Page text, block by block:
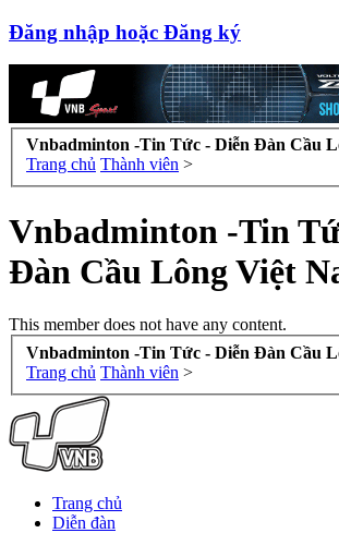
Đăng nhập hoặc Đăng ký
Vnbadminton -Tin Tức - Diễn Đàn Cầu
Trang chủ Thành viên >
Vnbadminton -Tin
Đàn Cầu Lông Việt
This member does not have any content.
Vnbadminton -Tin Tức - Diễn Đàn Cầu
Trang chủ Thành viên >
Trang chủ
Diễn đàn